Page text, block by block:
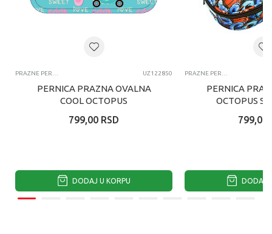
PRAZNE PERNICE UZ122850
PERNICA PRAZNA OVALNA
COOL OCTOPUS
799,00 RSD
DODAJ U KORPU
PRAZNE PERNICE
PERNICA
OCTOPUS
799,00
DODAJ